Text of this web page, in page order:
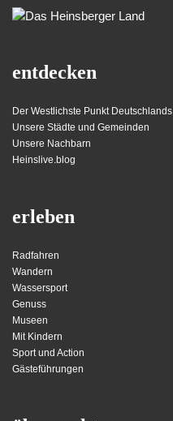
entdecken
Der Westlichste Punkt Deutschlands
Unsere Städte und Gemeinden
Unsere Nachbarn
Heinslive.blog
erleben
Radfahren
Wandern
Wassersport
Genuss
Museen
Mit Kindern
Sport und Action
Gästeführungen